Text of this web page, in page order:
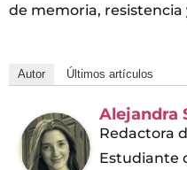
de memoria, resistencia
Autor Últimos artículos
Alejandra
Redactora
Estudiante